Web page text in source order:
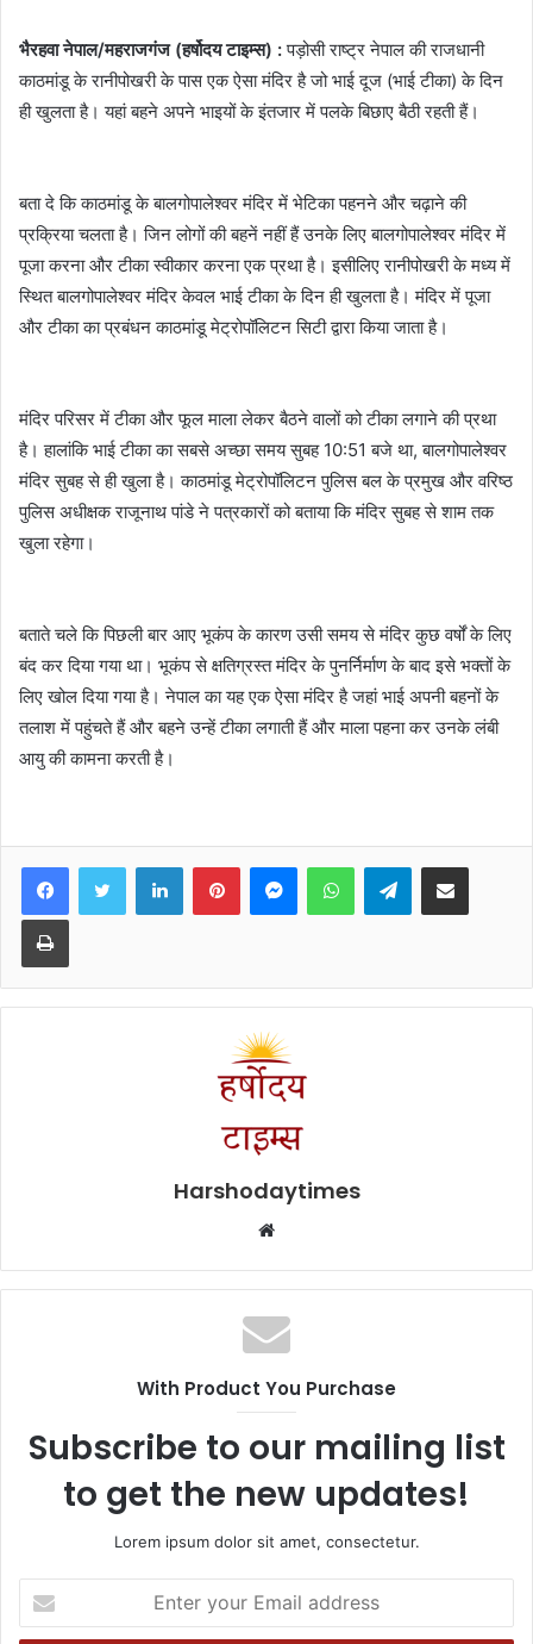
भैरहवा नेपाल/महराजगंज (हर्षोदय टाइम्स) :पड़ोसी राष्ट्र नेपाल की राजधानी
काठमांडू के रानीपोखरी के पास एक ऐसा मंदिर है जो भाई दूज (भाई टीका) के दिन
ही खुलता है। यहां बहने अपने भाइयों के इंतजार में पलके बिछाए बैठी रहती हैं।
बता दे कि काठमांडू के बालगोपालेश्वर मंदिर में भेटिका पहनने और चढ़ाने की
प्रक्रिया चलता है। जिन लोगों की बहनें नहीं हैं उनके लिए बालगोपालेश्वर मंदिर में
पूजा करना और टीका स्वीकार करना एक प्रथा है। इसीलिए रानीपोखरी के मध्य में
स्थित बालगोपालेश्वर मंदिर केवल भाई टीका के दिन ही खुलता है। मंदिर में पूजा
और टीका का प्रबंधन काठमांडू मेट्रोपॉलिटन सिटी द्वारा किया जाता है।
मंदिर परिसर में टीका और फूल माला लेकर बैठने वालों को टीका लगाने की प्रथा
है। हालांकि भाई टीका का सबसे अच्छा समय सुबह 10:51 बजे था, बालगोपालेश्वर
मंदिर सुबह से ही खुला है। काठमांडू मेट्रोपॉलिटन पुलिस बल के प्रमुख और वरिष्ठ
पुलिस अधीक्षक राजूनाथ पांडे ने पत्रकारों को बताया कि मंदिर सुबह से शाम तक
खुला रहेगा।
बताते चले कि पिछली बार आए भूकंप के कारण उसी समय से मंदिर कुछ वर्षों के लिए
बंद कर दिया गया था। भूकंप से क्षतिग्रस्त मंदिर के पुनर्निर्माण के बाद इसे भक्तों के
लिए खोल दिया गया है। नेपाल का यह एक ऐसा मंदिर है जहां भाई अपनी बहनों के
तलाश में पहुंचते हैं और बहने उन्हें टीका लगाती हैं और माला पहना कर उनके लंबी
आयु की कामना करती है।
FacebookTwitter LinkedInPinterestMessengerWhatsAppTelegramShare via Email
Print
Harshodaytimes
Website
With Product You Purchase
Subscribe to our mailing list
to get the new updates!
Lorem ipsum dolor sit amet, consectetur.
your
Email